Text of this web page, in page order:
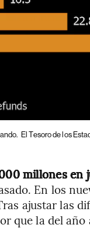
El Tesoro de los
millones en
En los
ajustar las
que la del